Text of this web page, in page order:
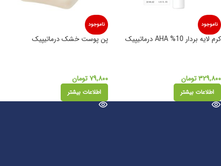
ناموجود
کرم لایه بردار 10% AHA درماتیپیک
۳۲۹,۸۰۰تومان
اطلاعات بیشتر
ناموجود
پن پوست خشک درماتیپیک
۷۹,۸۰۰ تومان
اطلاعات بیشتر